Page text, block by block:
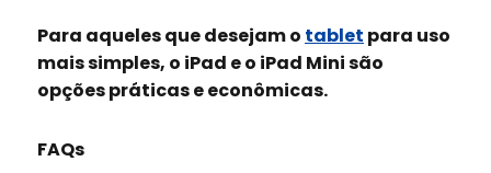
Para aqueles que desejam o tablet para uso
mais simples, o iPad e o iPad Mini são
opções práticas e econômicas.
FAQs